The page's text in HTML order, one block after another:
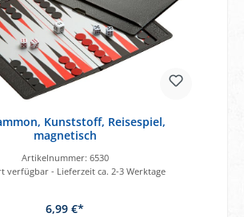
Kunststoff, Reisespiel,
magnetisch
Artikelnummer: 6530
verfügbar - Lieferzeit ca. 2-3 Werktage
6,99 €*